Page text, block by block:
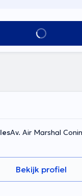
Alles zien
Av. Air Marshal
Bekijk profiel